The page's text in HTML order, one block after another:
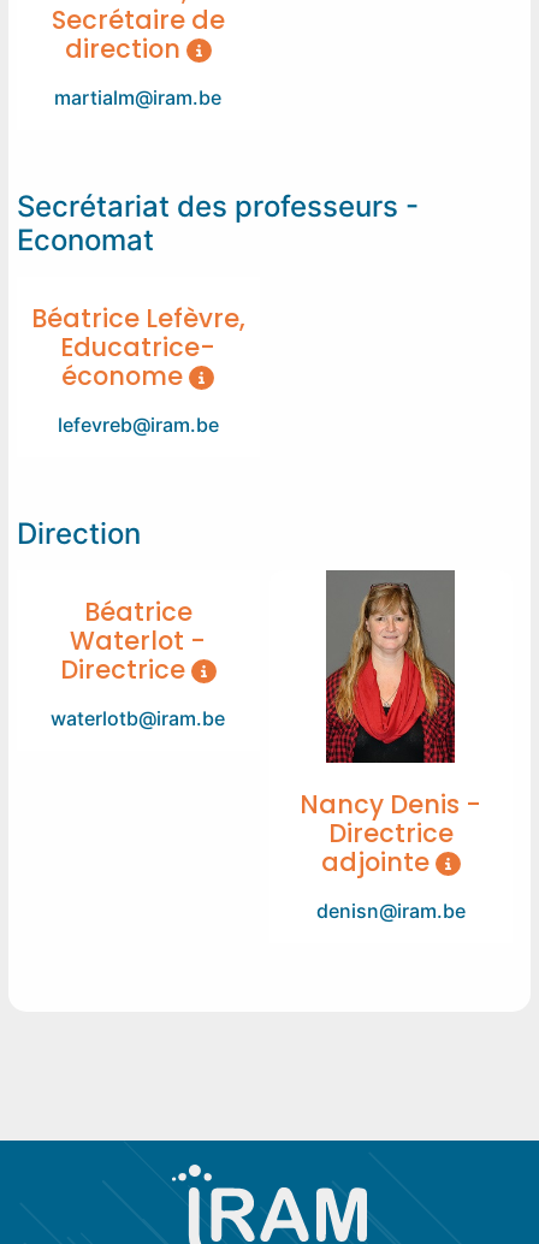
Secrétaire de
direction
martialm@iram.be
Secrétariat des professeurs -
Economat
Béatrice Lefèvre,
Educatrice-
économe
lefevreb@iram.be
Direction
Béatrice
Waterlot -
Directrice
waterlotb@iram.be
Nancy Denis -
Directrice
adjointe
denisn@iram.be